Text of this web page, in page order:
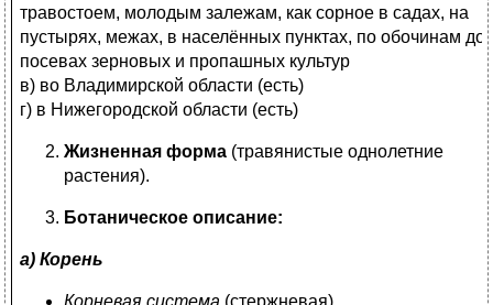
травостоем, молодым залежам, как сорное в садах, на
пустырях, межах, в населённых пунктах, по обочинам
посевах зерновых и пропашных культур
в) во Владимирской области (есть)
г) в Нижегородской области (есть)
Жизненная форма (травянистые однолетние
растения).
Ботаническое описание:
а) Корень